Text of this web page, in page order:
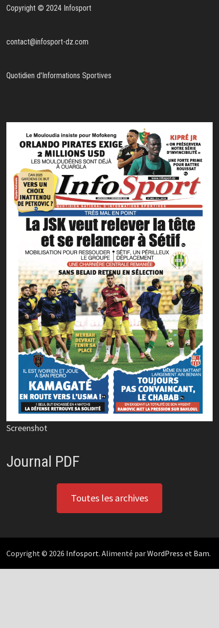
Copyright © 2024 Infosport
contact@infosport-dz.com
Quotidien d'Informations Sportives
Screenshot
Journal PDF
Toutes les archives
Copyright © 2026 Infosport. Alimenté parWordPress et Bam.